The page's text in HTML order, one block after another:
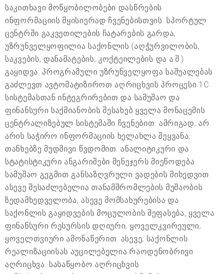
საკითხავი მოწყობილობები დასწრების
ინფორმაციის მყისიერად ჩვენებისთვის. სპორტულ
ცენტრში გაკვეთილების ჩატარების გარდა,
უზრუნველყოფილია საქონლის (აღჭურვილობის,
საკვების, დანამატების, კოქტეილების და ა.შ.)
გაყიდვა. პროგრამული უზრუნველყოფა საშუალებას
გაძლევთ ავტომატიზიროთ აღრიცხვის პროცესი 1C
სისტემასთან ინტეგრირებით და სამუშაო და
ფინანსური საქმიანობის შესახებ ყველა მონაცემის
ცენტრალიზებულ სისტემაში ჩვენებით. ამრიგად, არ
არის საჭირო ინფორმაციის ხელახლა შეყვანა,
თანხებზე მუდმივი წვდომით. ანალიტიკური და
სტატისტიკური ანგარიშები მენეჯერს მიეწოდება
სამუშაო გეგმით განსაზღვრული ვადების მიხედვით.
ასევე შესაძლებელია თანამშრომლების მუშაობის
ზედამხედველობა, ასევე მომსახურებისა და
საქონლის გაყიდვების მოცულობის შეფასება, ყველა
ფინანსური რესურსის დღიური, ყოველკვირეული,
ყოველთვიური ამონაწერით. ასევე, საქონლის
რეალიზაციისას აუცილებელია რაოდენობრივი
აღრიცხვა. სასაწყობო აღრიცხვის